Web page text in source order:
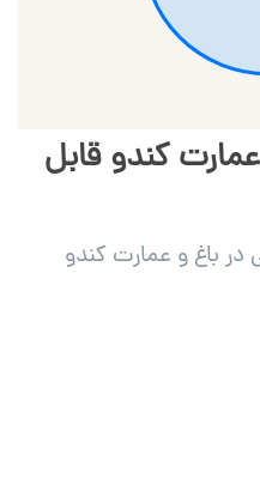
کندو قابل
در باغ و عمارت کندو